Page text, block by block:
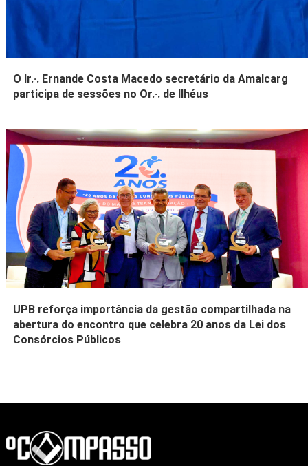
O Ir.·. Ernande Costa Macedo secretário da Amalcarg
participa de sessões no Or.·. de Ilhéus
UPB reforça importância da gestão compartilhada na
abertura do encontro que celebra 20 anos da Lei dos
Consórcios Públicos